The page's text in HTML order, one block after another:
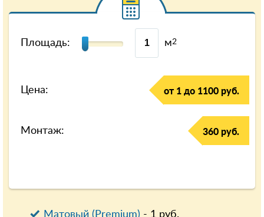
Площадь: м2
Цена: от 1 до 1100 руб.
Монтаж: 360 руб.
Матовый (Premium) - 1руб.